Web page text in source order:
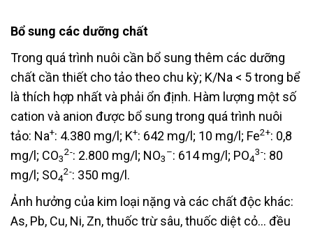
Bổ sung các dưỡng chất
Trong quá trình nuôi cần bổ sung thêm các dưỡng
chất cần thiết cho tảo theo chu kỳ; K/Na < 5 trong bể
là thích hợp nhất và phải ổn định. Hàm lượng một số
cation và anion được bổ sung trong quá trình nuôi
tảo: Na+: 4.380 mg/l; K+: 642 mg/l; 10 mg/l; Fe2+: 0,8
mg/l; CO3
2-: 2.800 mg/l; NO3
–: 614 mg/l; PO4
3-: 80
mg/l; SO4
2-: 350 mg/l.
Ảnh hưởng của kim loại nặng và các chất độc khác:
As, Pb, Cu, Ni, Zn, thuốc trừ sâu, thuốc diệt cỏ… đều